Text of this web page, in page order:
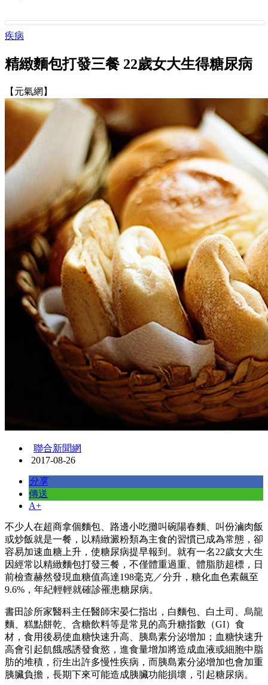
疾病
精緻麵包打發三餐 22歲女大生得糖尿病
【元氣網】
聯合新聞網
2017-08-26
分享
傳送
A+
不少人在超商拿個麵包、路邊小吃攤叫碗陽春麵、叫份滷肉飯
或炒飯就是一餐，以精緻澱粉類為主食的習慣已成為常態，卻
容易加速血糖上升，使糖尿病提早報到。就有一名22歲女大生
因經常以精緻麵包打發三餐，不僅體重過重、體脂肪超標，日
前檢查赫然發現血糖值高達198毫克／分升，糖化血色素飆至
9.6%，年紀輕輕就確診罹患糖尿病。
書田診所家醫科主任醫師宋晏仁指出，白麵包、白土司、烏龍
麵、糕點餅乾、含糖飲料等是常見的高升糖指數（GI）食
材，食用後易使血糖快速升高、胰島素分泌增加；血糖快速升
高會引起飢餓感誘發食慾，進食量增加將造成血液或細胞中脂
肪的堆積，衍生出許多慢性疾病，而胰島素分泌增加也會加重
胰臟負擔，長期下來可能造成胰臟功能損壞，引起糖尿病。